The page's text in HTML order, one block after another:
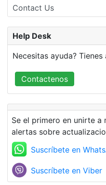
Contact Us
Help Desk
Necesitas ayuda?
Contactenos
Se el primero en unirte a
alertas sobre
Suscríbete en
Suscríbete en Viber